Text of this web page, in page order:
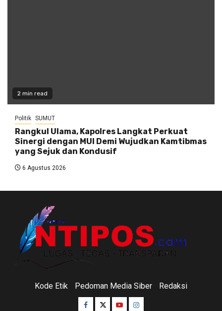
2 min read
Politik SUMUT
Rangkul Ulama, Kapolres Langkat Perkuat
Sinergi dengan MUI Demi Wujudkan Kamtibmas
yang Sejuk dan Kondusif
6 Agustus 2026
Kode Etik Pedoman Media Siber Redaksi
Facebook
TwitterYoutubeInstagram